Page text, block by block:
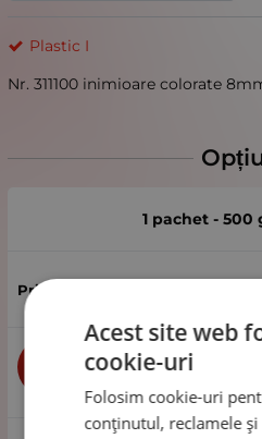
Plastic I
Nr. 311100 inimioare colorate
1 pachet - 500
buc CUMPĂRĂ
Acest site web
cookie-uri
Folosim cookie-uri
conținutul, reclamele